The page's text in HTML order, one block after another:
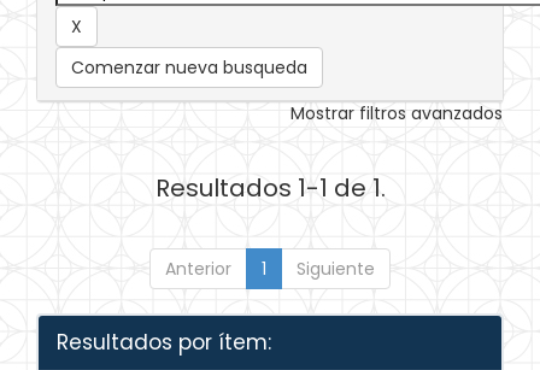
Comenzar nueva busqueda
Mostrar filtros avanzados
Resultados 1-1 de 1.
Anterior 1 Siguiente
Resultados por ítem: